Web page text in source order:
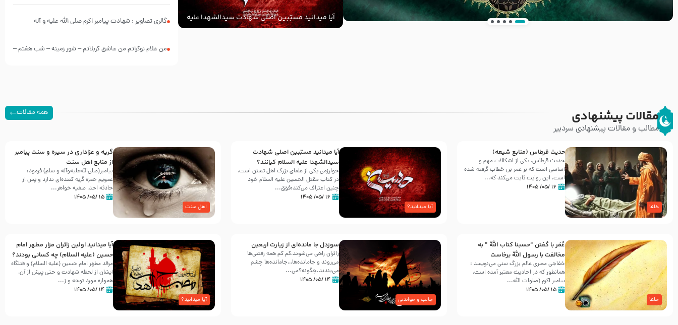
آیا میدانید مسبّبین اصلی شهادت سیدالشهدا علیه
‌السلام کیانند؟
گالری تصاویر : شهادت پیامبر اکرم صلی الله علیه و آله
من غلام نوکراتم من عاشق کربلاتم – شور زمینه – شب هفتم –
مقالات پیشنهادی
مطالب و مقالات پیشنهادی سردبیر
همه مقالات
خلفا
حدیث قرطاس (منابع شیعه)
حدیث قرطاس، یکی از اشکالات مهم و
اساسی است که بر عمر بن خطاب گرفته شده
است، این روایت ثابت می‌کند که...
۱۶ /۰۵/ ۱۴۰۵
آیا میدانید؟
آیا میدانید مسبّبین اصلی شهادت
سیدالشهدا علیه ‌السلام کیانند؟
خوارزمی یکی از علمای بزرگ اهل تسنن است،
در کتاب مقتل الحسین علیه ‌السلام خود
چنین اعتراف می‌کند:فوَق...
۱۶ /۰۵/ ۱۴۰۵
اهل سنت
گریه و عزاداری در سیره و سنت پیامبر
از منابع اهل سنت
پیامبر(صلی‌الله‌علیه‌وآله و سلم) فرمود:
عمویم حمزه گریه کننده‌ای ندارد و پس از
حادثه احد، صفیه خواهر...
۱۵ /۰۵/ ۱۴۰۵
خلفا
عُمَر با گفتن “حسبنا كتاب اللّه ” به
مخالفت با رسول اللّه برخاست
خفاجی مصری عالم بزرگ سنی می‌نویسد :
همانطور که در احادیث معتبر آمده است،
پیامبر اکرم (صلوات اللّه...
۱۵ /۰۵/ ۱۴۰۵
جالب و خواندنی
سوزدل جا مانده‌ای از زیارت اربعین
زائران راهی می‌شوند،کم‌ کم همه رفتنی‌ها
می‌روند و جامانده‌ها…جامانده‌ها چشم
می‌بندند.چگونه؟می‌...
۱۴ /۰۵/ ۱۴۰۵
آیا میدانید؟
آیا میدانید اولین زائران مزار مطهر امام
حسین (علیه السلام) چه کسانی بودند؟
مرقد مطهر امام حسین (علیه السلام) و قتلگاه
ایشان از لحظه شهادت و حتی پیش از آن،
همواره مورد توجه و ز...
۱۴ /۰۵/ ۱۴۰۵